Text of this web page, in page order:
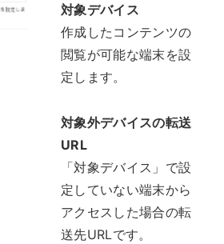
対象デバイス
作成したコンテンツの
閲覧が可能な端末を設
定します。
対象外デバイスの転送
URL
「対象デバイス」で設
定していない端末から
アクセスした場合の転
送先URLです。